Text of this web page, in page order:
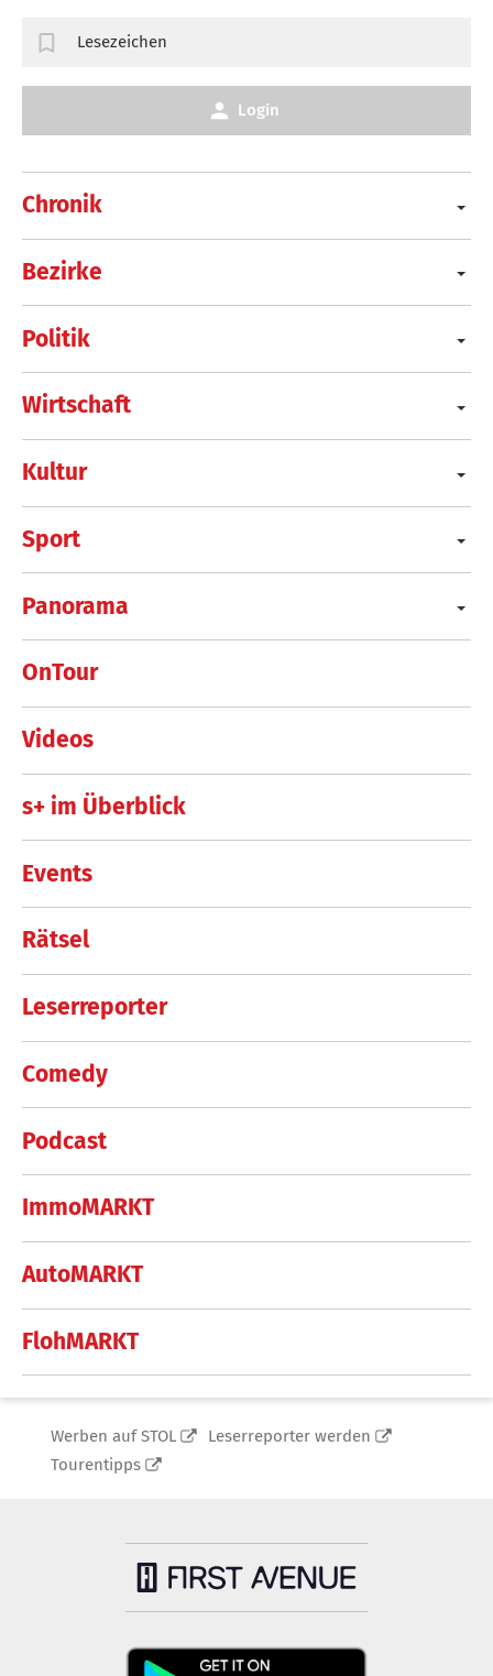
Chronik
Bezirke
Politik
Wirtschaft
Kultur
Sport
Panorama
OnTour
Videos
s+ im Überblick
Events
Rätsel
Leserreporter
Comedy
Podcast
ImmoMARKT
AutoMARKT
FlohMARKT
Lesezeichen
Login
Werben auf STOL
Leserreporter werden
Tourentipps